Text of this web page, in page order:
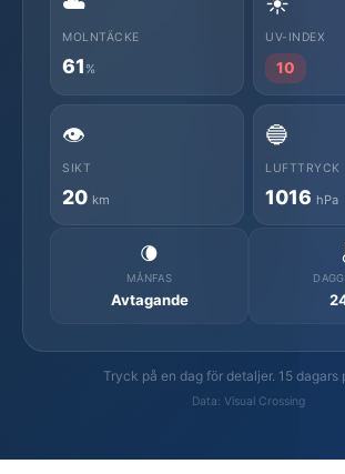
MOLNTÄCKE
61 %
UV-INDEX
10
👁️
SIKT
20 km
🔵
LUFTTRYCK
1016 hPa
🌘
MÅNFAS
Avtagande
Tryck på en dag för detaljer. 15 dagars
Data: Visual Crossing